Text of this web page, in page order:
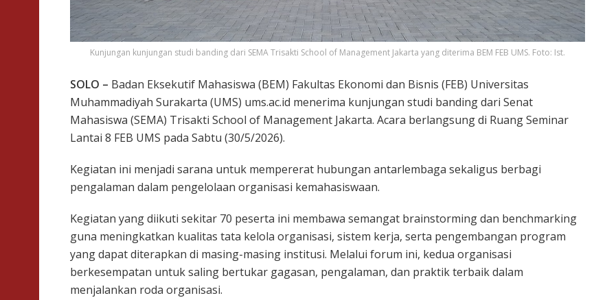
Kunjungan kunjungan studi banding dari SEMA Trisakti School of Management Jakarta yang diterima BEM FEB UMS. Foto: Ist.
SOLO – Badan Eksekutif Mahasiswa (BEM) Fakultas Ekonomi dan Bisnis (FEB) Universitas
Muhammadiyah Surakarta (UMS) ums.ac.id menerima kunjungan studi banding dari Senat
Mahasiswa (SEMA) Trisakti School of Management Jakarta. Acara berlangsung di Ruang Seminar
Lantai 8 FEB UMS pada Sabtu (30/5/2026).
Kegiatan ini menjadi sarana untuk mempererat hubungan antarlembaga sekaligus berbagi
pengalaman dalam pengelolaan organisasi kemahasiswaan.
Kegiatan yang diikuti sekitar 70 peserta ini membawa semangat brainstorming dan benchmarking
guna meningkatkan kualitas tata kelola organisasi, sistem kerja, serta pengembangan program
yang dapat diterapkan di masing-masing institusi. Melalui forum ini, kedua organisasi
berkesempatan untuk saling bertukar gagasan, pengalaman, dan praktik terbaik dalam
menjalankan roda organisasi.